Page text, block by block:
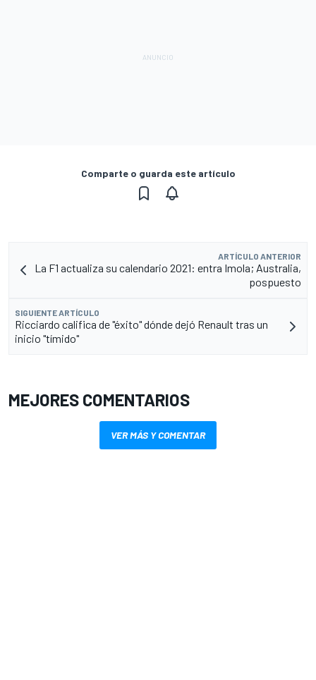
Comparte o guarda este artículo
ARTÍCULO ANTERIOR
La F1 actualiza su calendario 2021: entra Imola; Australia,
pospuesto
SIGUIENTE ARTÍCULO
Ricciardo califica de "éxito" dónde dejó Renault tras un
inicio "tímido"
MEJORES COMENTARIOS
VER MÁS Y COMENTAR